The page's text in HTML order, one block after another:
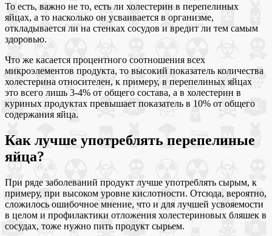
То есть, важно не то, есть ли холестерин в перепелиных
яйцах, а то насколько он усваивается в организме,
откладывается ли на стенках сосудов и вредит ли тем самым
здоровью.
Что же касается процентного соотношения всех
микроэлементов продукта, то высокий показатель количества
холестерина относителен, к примеру, в перепелиных яйцах
это всего лишь 3-4% от общего состава, а в холестерин в
куриных продуктах превышает показатель в 10% от общего
содержания яйца.
Как лучше употреблять перепелиные
яйца?
При ряде заболеваний продукт лучше употреблять сырым, к
примеру, при высоком уровне кислотности. Отсюда, вероятно,
сложилось ошибочное мнение, что и для лучшей усвояемости
в целом и профилактики отложения холестериновых бляшек в
сосудах, тоже нужно пить продукт сырьем.